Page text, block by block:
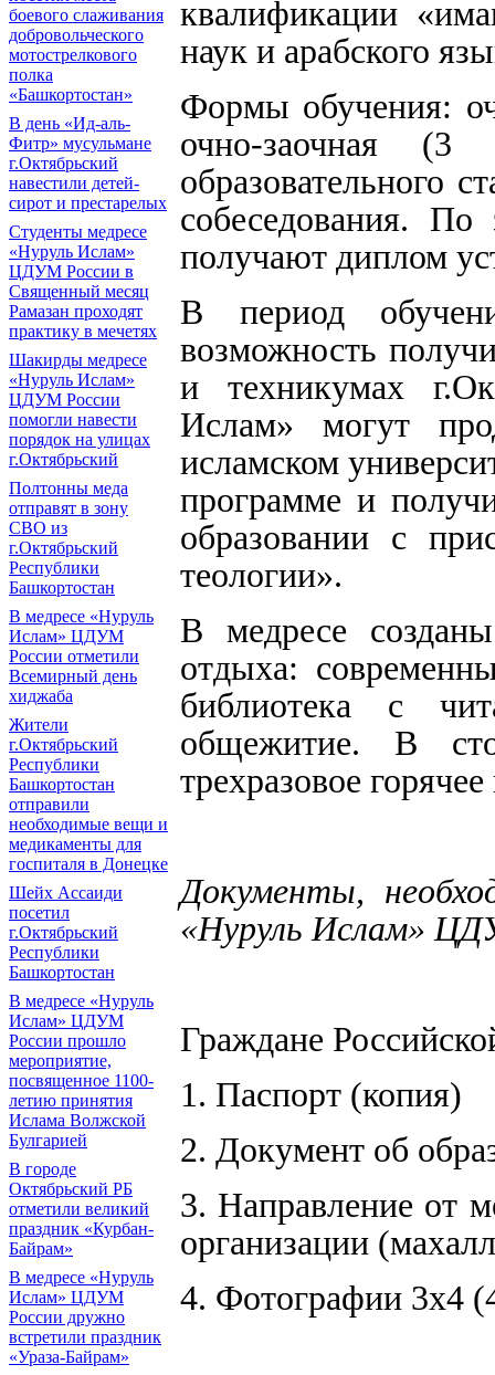
боевого слаживания
добровольческого
мотострелкового
полка
«Башкортостан»
В день «Ид-аль-
Фитр» мусульмане
г.Октябрьский
навестили детей-
сирот и престарелых
Cтуденты медресе
«Нуруль Ислам»
ЦДУМ России в
Священный месяц
Рамазан проходят
практику в мечетях
Шакирды медресе
«Нуруль Ислам»
ЦДУМ России
помогли навести
порядок на улицах
г.Октябрьский
Полтонны меда
отправят в зону
СВО из
г.Октябрьский
Республики
Башкортостан
В медресе «Нуруль
Ислам» ЦДУМ
России отметили
Всемирный день
хиджаба
Жители
г.Октябрьский
Республики
Башкортостан
отправили
необходимые вещи и
медикаменты для
госпиталя в Донецке
Шейх Ассаиди
посетил
г.Октябрьский
Республики
Башкортостан
В медресе «Нуруль
Ислам» ЦДУМ
России прошло
мероприятие,
посвященное 1100-
летию принятия
Ислама Волжской
Булгарией
В городе
Октябрьский РБ
отметили великий
праздник «Курбан-
Байрам»
В медресе «Нуруль
Ислам» ЦДУМ
России дружно
встретили праздник
«Ураза-Байрам»
квалификации
наук и арабского
Формы обучения:
очно-заочная
образовательного
собеседования.
получают диплом
В период
возможность
и техникумах
Ислам» могут
исламском
программе и
образовании с
теологии».
В медресе
отдыха:
библиотека с
общежитие. В
трехразовое
Документы,
«Нуруль Ислам»
Граждане
1. Паспорт (копия)
2. Документ об
3. Направление от
организации
4. Фотографии 3х4